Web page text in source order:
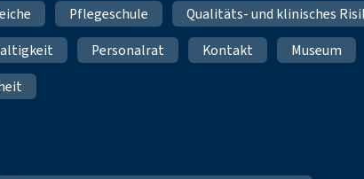
Pflegeschule
Qualitäts- und klinisches
Personalrat Kontakt
Museum